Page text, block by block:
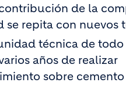
de la
repita con nuevos
técnica de todo
años de realizar
sobre cemento